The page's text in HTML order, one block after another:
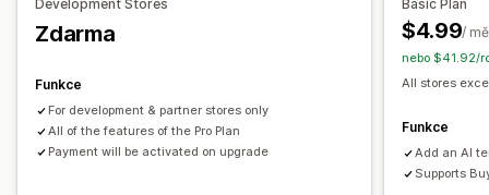
Doporučené produkty
Odstupňované odměny
Přizpůsobení pokladny
Vlastní poznámky Pravidla pro metody dopravy
Pozice widgetu
Omezení stránek
Cílení na produkty Geolokace Vlastní text
Development Stores
Zdarma
Funkce
For development & partner stores only
All of the features of the Pro Plan
Payment will be activated on upgrade
Basic Plan
$4.99/
nebo $41.92/
All stores
Funkce
Add an AI
Supports